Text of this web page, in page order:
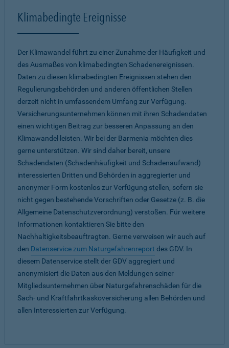
Klimabedingte Ereignisse
Der Klimawandel führt zu einer Zunahme der Häufigkeit und
des Ausmaßes von klimabedingten Schadenereignissen.
Daten zu diesen klimabedingten Ereignissen stehen den
Regulierungsbehörden und anderen öffentlichen Stellen
derzeit nicht in umfassendem Umfang zur Verfügung.
Versicherungsunternehmen können mit ihren Schadendaten
einen wichtigen Beitrag zur besseren Anpassung an den
Klimawandel leisten. Wir bei der Barmenia möchten dies
gerne unterstützen. Wir sind daher bereit, unsere
Schadendaten (Schadenhäufigkeit und Schadenaufwand)
interessierten Dritten und Behörden in aggregierter und
anonymer Form kostenlos zur Verfügung stellen, sofern sie
nicht gegen bestehende Vorschriften oder Gesetze (z. B. die
Allgemeine Datenschutzverordnung) verstoßen. Für weitere
Informationen kontaktieren Sie bitte den
Nachhaltigkeitsbeauftragten. Gerne verweisen wir auch auf
den Datenservice zum Naturgefahrenreport des GDV. In
diesem Datenservice stellt der GDV aggregiert und
anonymisiert die Daten aus den Meldungen seiner
Mitgliedsunternehmen über Naturgefahrenschäden für die
Sach- und Kraftfahrtkaskoversicherung allen Behörden und
allen Interessierten zur Verfügung.